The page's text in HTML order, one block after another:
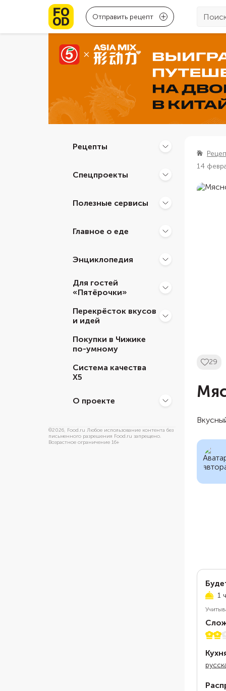
Отправить рецепт
Рецепты
Спецпроекты
Полезные сервисы
Главное о еде
Энциклопедия
Для гостей
«Пятёрочки»
Перекрёсток вкусов
и идей
Покупки в Чижике
по-умному
Система качества
Х5
О проекте
©2026, Food.ru Любое использование контента без
письменного разрешения Food.ru запрещено.
Возрастное ограничение 16+
14
29
1
2 из 5